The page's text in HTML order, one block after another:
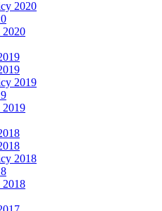
2020
2020
2019
2019
2018
2018